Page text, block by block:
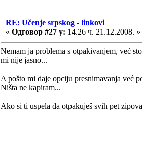
RE: Učenje srpskog - linkovi
« Одговор #27 у: 14.26 ч. 21.12.2008. »
Nemam ja problema s otpakivanjem, već
mi nije jasno...
A pošto mi daje opciju presnimavanja već
Ništa ne kapiram...
Ako si ti uspela da otpakuješ svih pet